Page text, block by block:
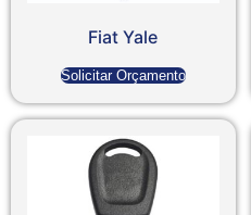
Fiat Yale
Solicitar Orçamento